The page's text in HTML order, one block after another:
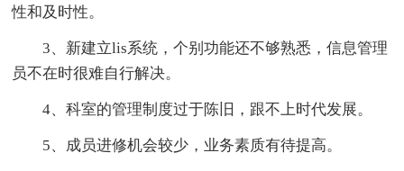
性和及时性。
3、新建立lis系统，个别功能还不够熟悉，信息管理
员不在时很难自行解决。
4、科室的管理制度过于陈旧，跟不上时代发展。
5、成员进修机会较少，业务素质有待提高。